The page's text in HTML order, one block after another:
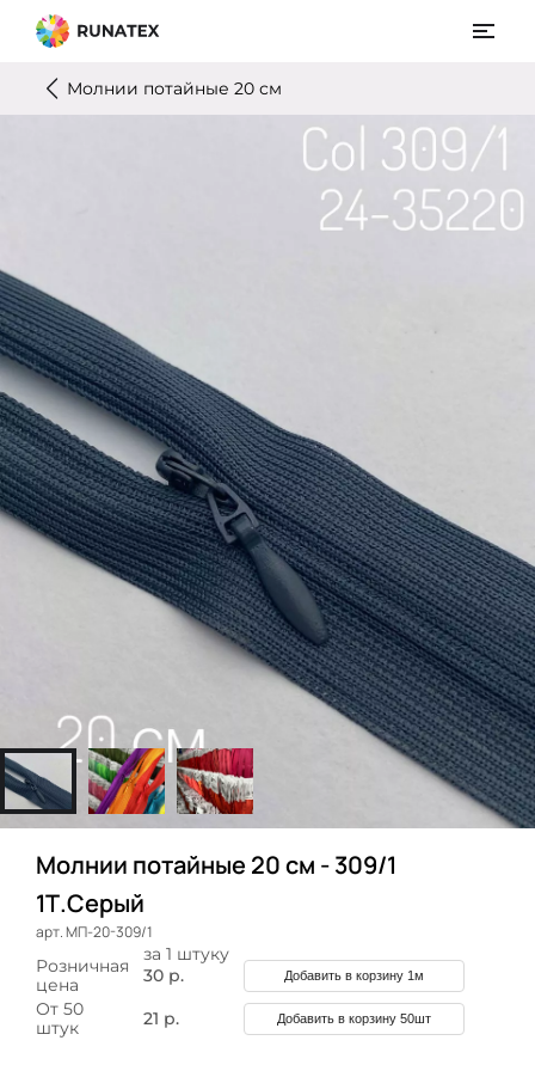
Молнии потайные 20 см
Молнии потайные 20 см - 309/1
1Т.Серый
арт. МП-20-309/1
за 1 штуку
Розничная
цена
30 р. Добавить в корзину 1м
От 50
штук
21 р. Добавить в корзину 50шт